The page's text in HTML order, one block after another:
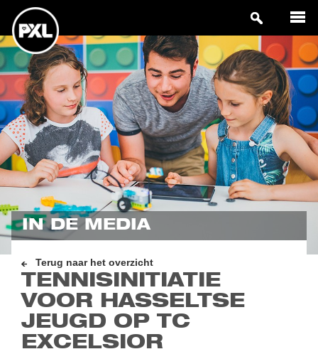
IN DE MEDIA
Terug naar het overzicht
TENNISINITIATIE
VOOR HASSELTSE
JEUGD OP TC
EXCELSIOR